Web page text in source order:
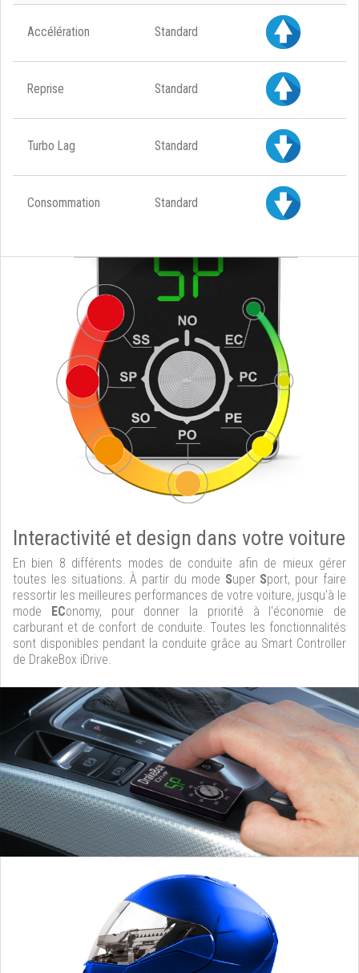
Accélération Standard
Reprise Standard
Turbo Lag Standard
Consommation Standard
Interactivité et design dans votre voiture
En bien 8 différents modes de conduite afin de mieux gérer
toutes les situations. À partir du mode Super Sport, pour faire
ressortir les meilleures performances de votre voiture, jusqu'à le
mode EConomy, pour donner la priorité à l'économie de
carburant et de confort de conduite. Toutes les fonctionnalités
sont disponibles pendant la conduite grâce au Smart Controller
de DrakeBox iDrive.